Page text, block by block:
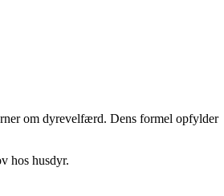
om dyrevelfærd. Dens formel opfylder
hos husdyr.